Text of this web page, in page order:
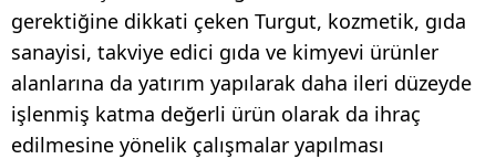
gerektiğine dikkati çeken Turgut, kozmetik, gıda
sanayisi, takviye edici gıda ve kimyevi ürünler
alanlarına da yatırım yapılarak daha ileri düzeyde
işlenmiş katma değerli ürün olarak da ihraç
edilmesine yönelik çalışmalar yapılması